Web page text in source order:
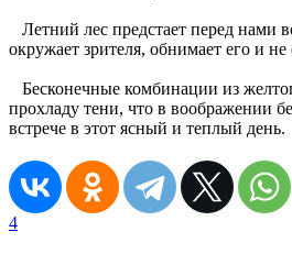
Летний лес предстает перед нами
окружает зрителя, обнимает его и не
Бесконечные комбинации из
прохладу тени, что в воображении
встрече в этот ясный и теплый день.
4